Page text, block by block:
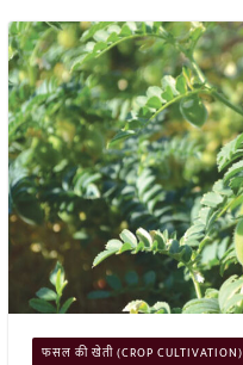
फसल की खेती (CROP CULTIVATION)